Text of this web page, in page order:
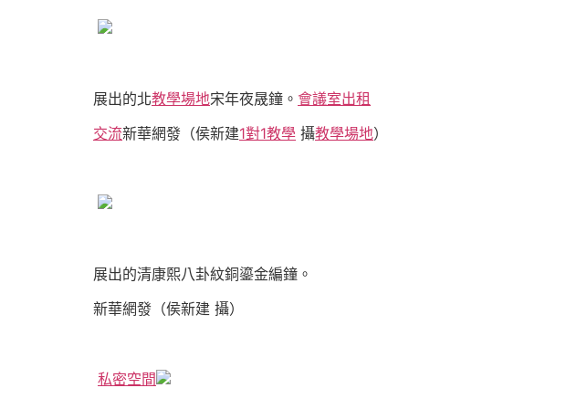
展出的北教學場地宋年夜晟鐘。 會議室出租
交流新華網發（侯新建1對1教學 攝教學場地）
展出的清康熙八卦紋銅鎏金編鐘。
新華網發（侯新建 攝）
私密空間